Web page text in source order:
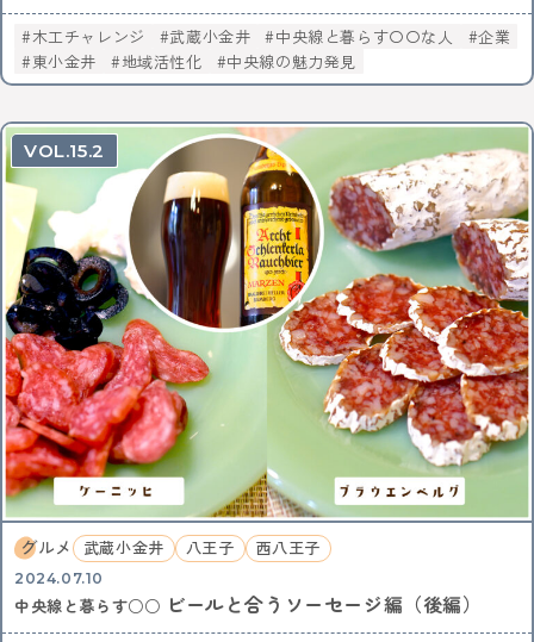
木工チャレンジ 武蔵小金井 中央線と暮らす〇〇な人
企業
東小金井
地域活性化 中央線の魅力発見
15.2
グルメ 武蔵小金井 八王子 西八王子
2024.07.10
中央線と暮らす○○ ビールと合うソーセージ編（後編）